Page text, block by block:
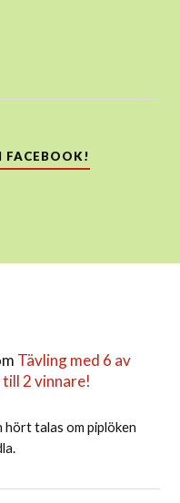
FACEBOOK!
Tävling med 6 av
2 vinnare!
hört talas om piplöken